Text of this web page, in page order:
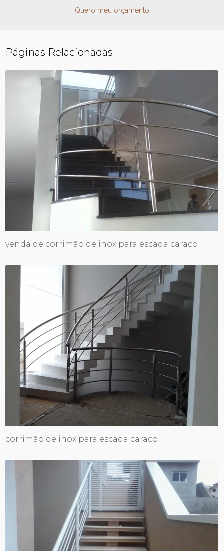
Quero meu orçamento
Páginas Relacionadas
venda de corrimão de inox para escada caracol
corrimão de inox para escada caracol